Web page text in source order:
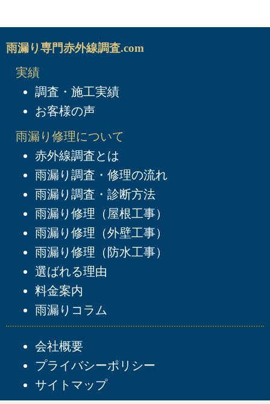
雨漏り専門赤外線調査.com
実績
調査・施工実績
お客様の声
雨漏り修理について
赤外線調査とは
雨漏り調査・修理の流れ
雨漏り調査・診断方法
雨漏り修理（屋根工事）
雨漏り修理（外壁工事）
雨漏り修理（防水工事）
選ばれる理由
料金案内
雨漏りコラム
会社概要
プライバシーポリシー
サイトマップ